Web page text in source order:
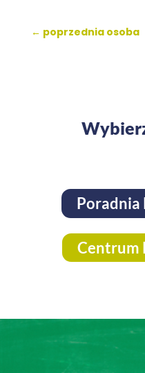
← poprzednia osoba
Poradnia
Centrum